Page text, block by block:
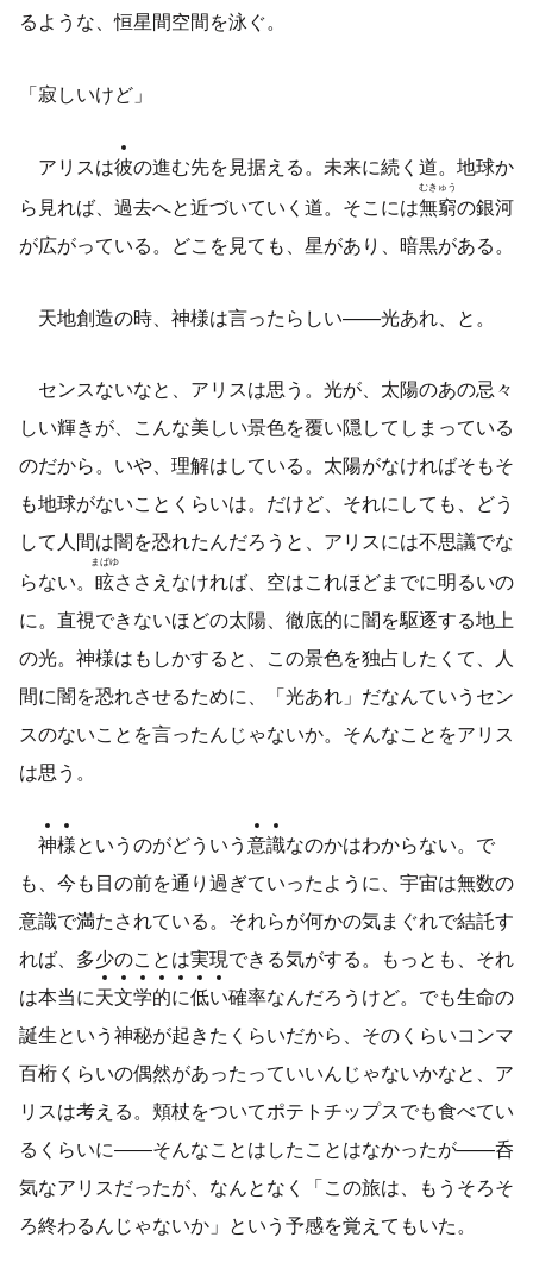
るような、恒星間空間を泳ぐ。
「寂しいけど」
アリスは彼の進む先を見据える。未来に続く道。地球か
ら見れば、過去へと近づいていく道。そこには無窮
むきゅう
の銀河
が広がっている。どこを見ても、星があり、暗黒がある。
天地創造の時、神様は言ったらしい——光あれ、と。
センスないなと、アリスは思う。光が、太陽のあの忌々
しい輝きが、こんな美しい景色を覆い隠してしまっている
のだから。いや、理解はしている。太陽がなければそもそ
も地球がないことくらいは。だけど、それにしても、どう
して人間は闇を恐れたんだろうと、アリスには不思議でな
らない。 眩
まばゆ
ささえなければ、空はこれほどまでに明るいの
に。直視できないほどの太陽、徹底的に闇を駆逐する地上
の光。神様はもしかすると、この景色を独占したくて、人
間に闇を恐れさせるために、「光あれ」だなんていうセン
スのないことを言ったんじゃないか。そんなことをアリス
は思う。
神様というのがどういう意識なのかはわからない。で
も、今も目の前を通り過ぎていったように、宇宙は無数の
意識で満たされている。それらが何かの気まぐれで結託す
れば、多少のことは実現できる気がする。もっとも、それ
は本当に天文学的に低い確率なんだろうけど。でも生命の
誕生という神秘が起きたくらいだから、そのくらいコンマ
百桁くらいの偶然があったっていいんじゃないかなと、ア
リスは考える。頬杖をついてポテトチップスでも食べてい
るくらいに――そんなことはしたことはなかったが——呑
気なアリスだったが、なんとなく「この旅は、もうそろそ
ろ終わるんじゃないか」という予感を覚えてもいた。